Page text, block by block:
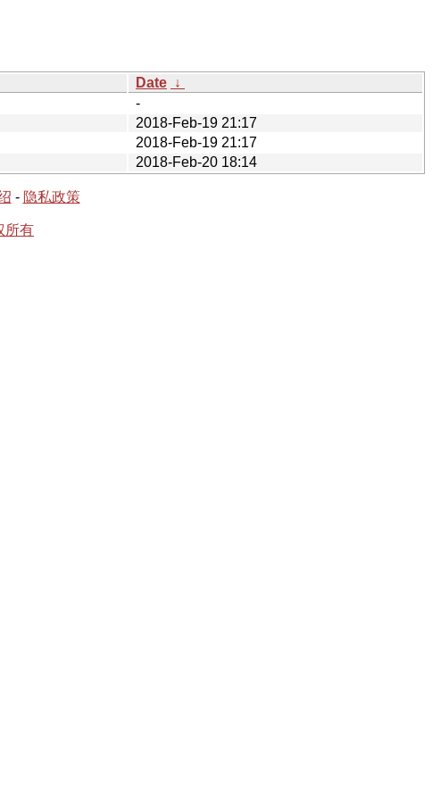
Date ↓
-
2018-Feb-19 21:17
2018-Feb-19 21:17
2018-Feb-20 18:14
- 隐私政策
所有